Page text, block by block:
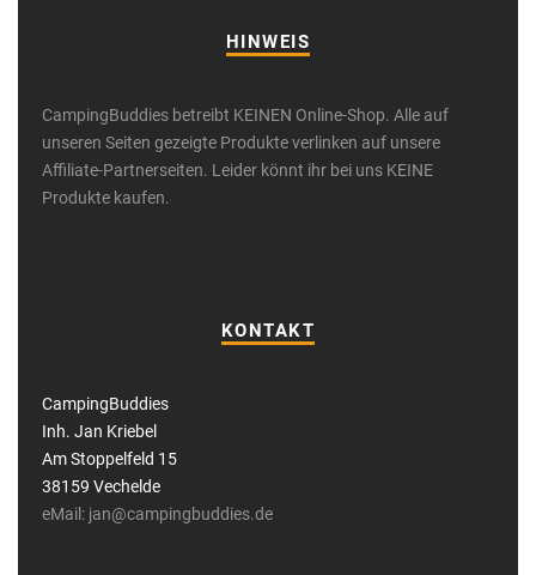
HINWEIS
CampingBuddies betreibt KEINEN Online-Shop. Alle auf
unseren Seiten gezeigte Produkte verlinken auf unsere
Affiliate-Partnerseiten. Leider könnt ihr bei uns KEINE
Produkte kaufen.
KONTAKT
CampingBuddies
Inh. Jan Kriebel
Am Stoppelfeld 15
38159 Vechelde
eMail: jan@campingbuddies.de